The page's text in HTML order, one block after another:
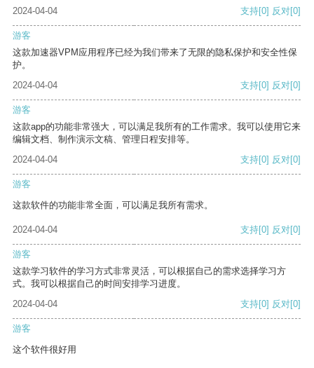
2024-04-04 支持[0] 反对[0]
游客
这款加速器VPM应用程序已经为我们带来了无限的隐私保护和安全性保
护。
2024-04-04
支持[0] 反对[0]
游客
这款app的功能非常强大，可以满足我所有的工作需求。我可以使用它来
编辑文档、制作演示文稿、管理日程安排等。
2024-04-04
支持[0] 反对[0]
游客
这款软件的功能非常全面，可以满足我所有需求。
2024-04-04 支持[0] 反对[0]
游客
这款学习软件的学习方式非常灵活，可以根据自己的需求选择学习方
式。我可以根据自己的时间安排学习进度。
2024-04-04
支持[0] 反对[0]
游客
这个软件很好用